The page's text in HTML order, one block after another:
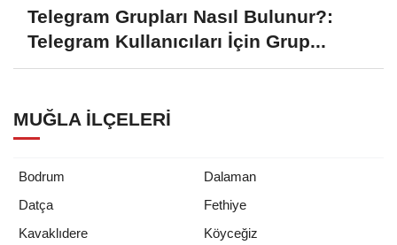
Telegram Grupları Nasıl Bulunur?:
Telegram Kullanıcıları İçin Grup...
MUĞLA İLÇELERI
Bodrum
Dalaman
Datça
Fethiye
Kavaklıdere
Köyceğiz